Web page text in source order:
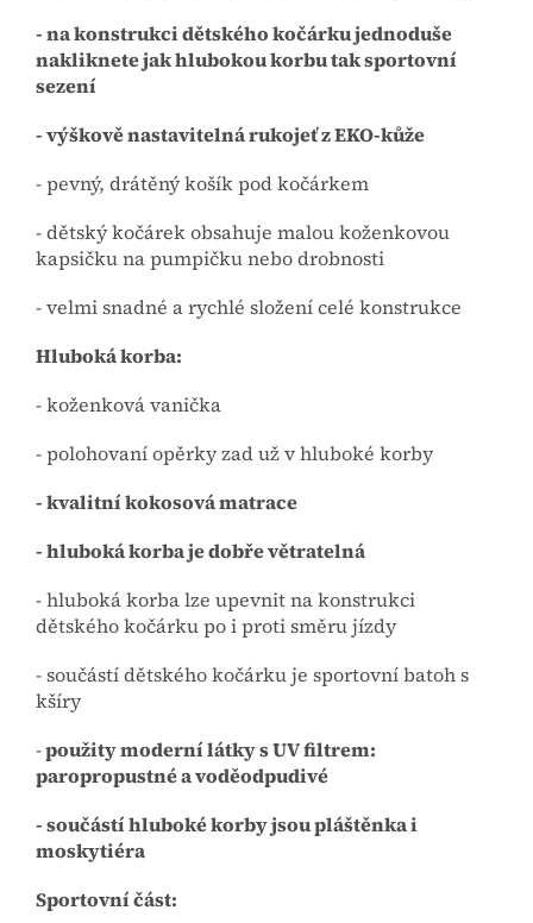
- na konstrukci dětského kočárku jednoduše
nakliknete jak hlubokou korbu tak sportovní
sezení
- výškově nastavitelná rukojeť z EKO-kůže
- pevný, drátěný košík pod kočárkem
- dětský kočárek obsahuje malou koženkovou
kapsičku na pumpičku nebo drobnosti
- velmi snadné a rychlé složení celé konstrukce
Hluboká korba:
- koženková vanička
- polohovaní opěrky zad už v hluboké korby
- kvalitní kokosová matrace
- hluboká korba je dobře větratelná
- hluboká korba lze upevnit na konstrukci
dětského kočárku po i proti směru jízdy
- součástí dětského kočárku je sportovní batoh s
kšíry
-použity moderní látky s UV filtrem:
paropropustné a voděodpudivé
- součástí hluboké korby jsou pláštěnka i
moskytiéra
Sportovní část: